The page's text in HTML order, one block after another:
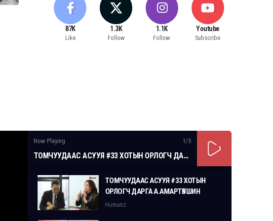
87K
Like
1.3K
Follow
1.1K
Follow
Youtube
Subscribe
Now Playing 1 /5
ТОМЧУУДААС АСУУЯ #33 ХОТЫН ОРЛОГЧ ДАРГА А.АМАРТҮВШИН
ТОМЧУУДААС АСУУЯ #33 ХОТЫН
ОРЛОГЧ ДАРГА А.АМАРТҮВШИН
Humanz